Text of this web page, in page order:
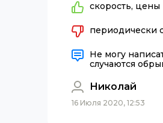
скорость, цены
периодически
Не могу
случаются
Николай
16 Июля 2020, 12:53